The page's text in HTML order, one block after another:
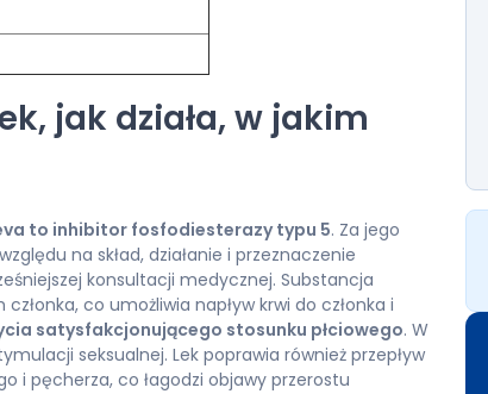
jak działa, w jakim
to inhibitor fosfodiesterazy typu 5. Za jego
na skład, działanie i przeznaczenie
konsultacji medycznej. Substancja
co umożliwia napływ krwi do członka i
satysfakcjonującego stosunku płciowego. W
seksualnej. Lek poprawia również przepływ
i pęcherza, co łagodzi objawy przerostu